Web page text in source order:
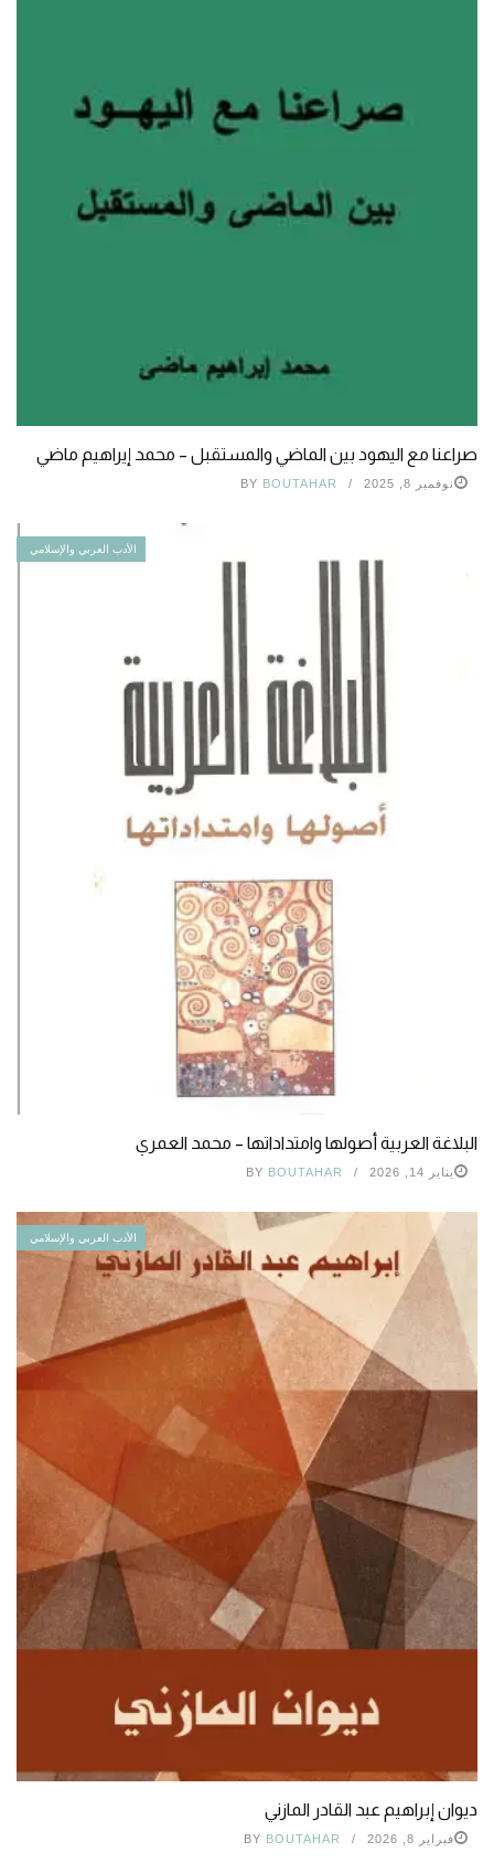
صراعنا مع اليهود بين الماضي والمستقبل – محمد إيراهيم ماضي
نوفمبر 8, 2025 BY BOUTAHAR
الأدب العربي والإسلامي
البلاغة العربية أصولها وامتداداتها – محمد العمري
يناير 14, 2026 BY BOUTAHAR
الأدب العربي والإسلامي
ديوان إبراهيم عبد القادر المازني
فبراير 8, 2026 BY BOUTAHAR